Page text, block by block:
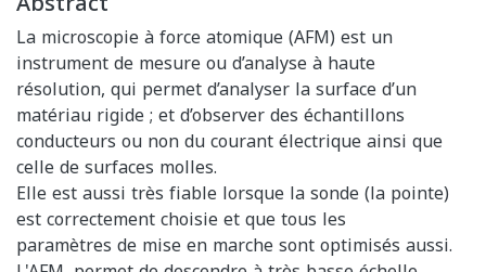
La microscopie à force atomique (AFM) est un
instrument de mesure ou d’analyse à haute
résolution, qui permet d’analyser la surface d’un
matériau rigide ; et d’observer des échantillons
conducteurs ou non du courant électrique ainsi que
celle de surfaces molles.
Elle est aussi très fiable lorsque la sonde (la pointe)
est correctement choisie et que tous les
paramètres de mise en marche sont optimisés aussi.